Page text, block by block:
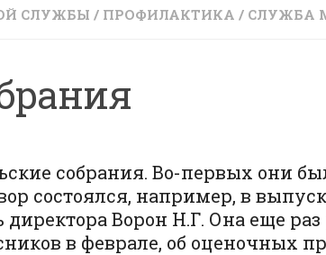
СЛУЖБЫ / ПРОФИЛАКТИКА / СЛУЖБА
собрания. Во-первых они
состоялся, например, в
Ворон Н.Г. Она еще
в феврале, об оценочных